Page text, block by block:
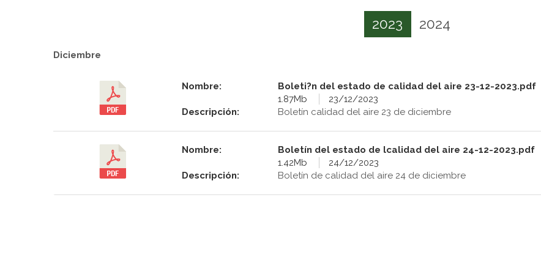
2023 2024
Diciembre
Nombre:
Boleti?n del estado de calidad del aire 23-12-2023.pdf
1.87Mb
23/12/2023
Descripción:
Boletín calidad del aire 23 de diciembre
Nombre:
Boletín del estado de lcalidad del aire 24-12-2023.pdf
1.42Mb
24/12/2023
Descripción:
Boletín de calidad del aire 24 de diciembre